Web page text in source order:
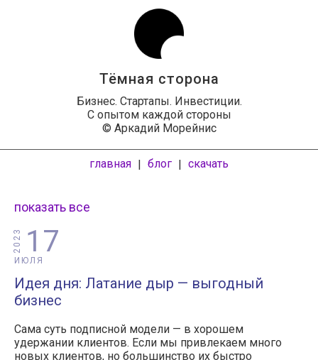
Тёмная сторона
Бизнес. Стартапы. Инвестиции.
С опытом каждой стороны
© Аркадий Морейнис
главная | блог | скачать
показать все
17
ИЮЛЯ
2023
Идея дня: Латание дыр — выгодный
бизнес
Сама суть подписной модели — в хорошем
удержании клиентов. Если мы привлекаем много
новых клиентов, но большинство их быстро